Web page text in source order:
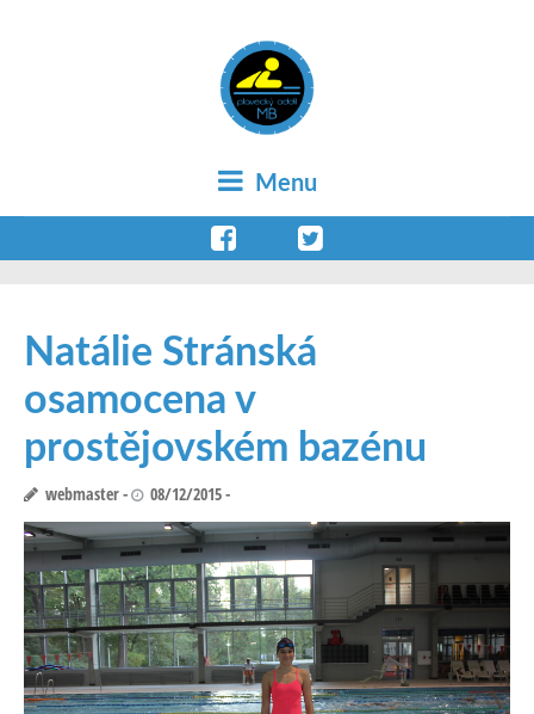
Menu
Natálie Stránská
osamocena v
prostějovském bazénu
webmaster 08/12/2015